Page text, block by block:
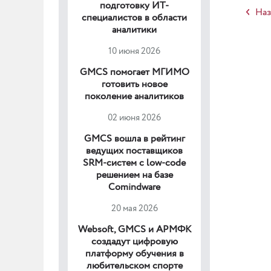
подготовку ИТ-
специалистов в области
аналитики
10 июня 2026
GMCS помогает МГИМО
готовить новое
поколение аналитиков
02 июня 2026
GMCS вошла в рейтинг
ведущих поставщиков
SRM-систем с low-code
решением на базе
Comindware
20 мая 2026
Websoft, GMCS и АРМФК
создадут цифровую
платформу обучения в
любительском спорте